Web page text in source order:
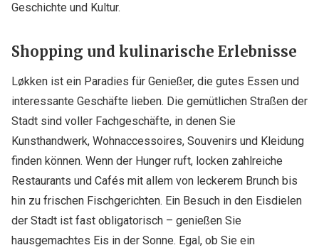
Geschichte und Kultur.
Shopping und kulinarische Erlebnisse
Løkken ist ein Paradies für Genießer, die gutes Essen und
interessante Geschäfte lieben. Die gemütlichen Straßen der
Stadt sind voller Fachgeschäfte, in denen Sie
Kunsthandwerk, Wohnaccessoires, Souvenirs und Kleidung
finden können. Wenn der Hunger ruft, locken zahlreiche
Restaurants und Cafés mit allem von leckerem Brunch bis
hin zu frischen Fischgerichten. Ein Besuch in den Eisdielen
der Stadt ist fast obligatorisch – genießen Sie
hausgemachtes Eis in der Sonne. Egal, ob Sie ein